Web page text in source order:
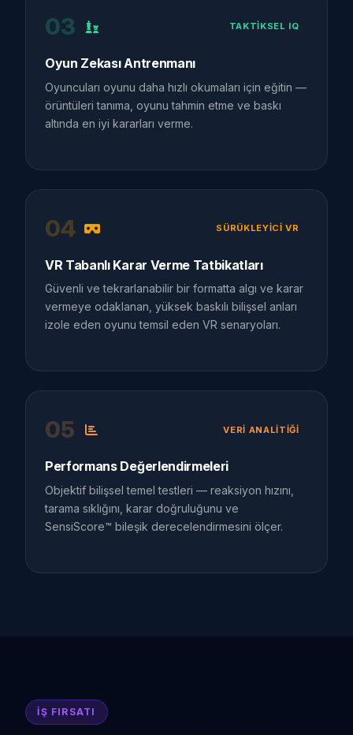
03 TAKTIKSEL IQ
Oyun Zekası Antrenmanı
Oyuncuları oyunu daha hızlı okumaları için eğitin —
örüntüleri tanıma, oyunu tahmin etme ve baskı
altında en iyi kararları verme.
04 SÜRÜKLEYICI VR
VR Tabanlı Karar Verme Tatbikatları
Güvenli ve tekrarlanabilir bir formatta algı ve karar
vermeye odaklanan, yüksek baskılı bilişsel anları
izole eden oyunu temsil eden VR senaryoları.
05 VERI ANALITIĞI
Performans Değerlendirmeleri
Objektif bilişsel temel testleri — reaksiyon hızını,
tarama sıklığını, karar doğruluğunu ve
SensiScore™ bileşik derecelendirmesini ölçer.
İŞ FIRSATI